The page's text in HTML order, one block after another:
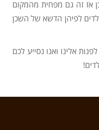
אז זה גם מפחית מהמקום
לפיהן הדשא של השכן
אלינו ואנו נסייע לכם